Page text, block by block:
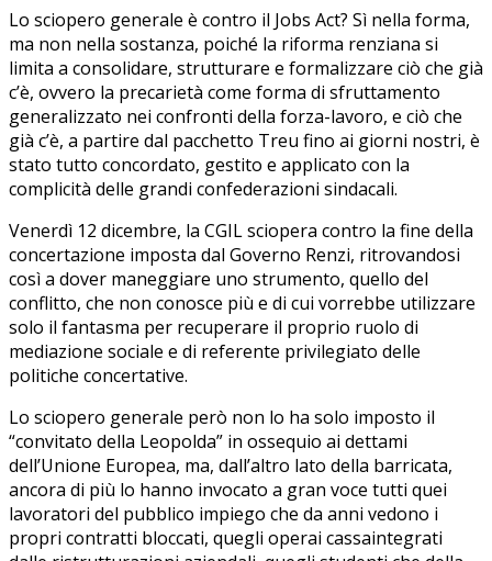
Lo sciopero generale è contro il Jobs Act? Sì nella forma,
ma non nella sostanza, poiché la riforma renziana si
limita a consolidare, strutturare e formalizzare ciò che già
c’è, ovvero la precarietà come forma di sfruttamento
generalizzato nei confronti della forza-lavoro, e ciò che
già c’è, a partire dal pacchetto Treu fino ai giorni nostri, è
stato tutto concordato, gestito e applicato con la
complicità delle grandi confederazioni sindacali.
Venerdì 12 dicembre, la CGIL sciopera contro la fine della
concertazione imposta dal Governo Renzi, ritrovandosi
così a dover maneggiare uno strumento, quello del
conflitto, che non conosce più e di cui vorrebbe utilizzare
solo il fantasma per recuperare il proprio ruolo di
mediazione sociale e di referente privilegiato delle
politiche concertative.
Lo sciopero generale però non lo ha solo imposto il
“convitato della Leopolda” in ossequio ai dettami
dell’Unione Europea, ma, dall’altro lato della barricata,
ancora di più lo hanno invocato a gran voce tutti quei
lavoratori del pubblico impiego che da anni vedono i
propri contratti bloccati, quegli operai cassaintegrati